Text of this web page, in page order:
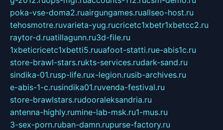
poka-vse-doma2.ruairgungames.ruallseo-host.ru
tehosmotre.ruvarieta-yug.rucricetc1xbetr1xbetcc2.ru
raytor-d.ruatillagunn.ru3d-file.ru
1xbeticricetc1xbetti5.ruuafoot-statti.rue-abis1c.ru
store-brawl-stars.rukts-services.rudark-sand.ru
sindika-01.rusp-life.rux-legion.rusib-archives.ru
e-abis-1-c.rusindika01.ruvenda-festival.ru
store-brawlstars.rudooraleksandria.ru
antenna-highly.rumine-lab-msk.ru1-mus.ru
3-sex-porn.ruban-damn.rupurse-factory.ru